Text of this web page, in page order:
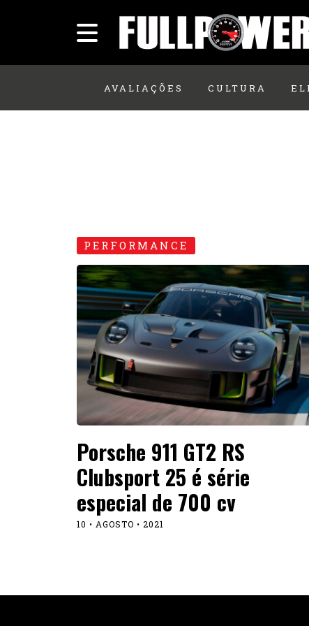
AVALIAÇÕES CULTURA
PERFORMANCE
Porsche 911 GT2 RS
Clubsport 25 é série
especial de 700 cv
10 • AGOSTO • 2021